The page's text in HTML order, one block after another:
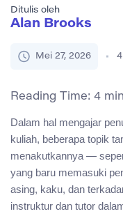
Ditulis oleh
Alan Brooks
Mei 27, 2026 4
Reading Time: 4
Dalam hal mengajar
kuliah, beberapa topik
menakutkannya —
yang baru memasuki
asing, kaku, dan
instruktur dan tutor